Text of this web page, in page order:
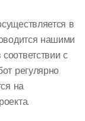
в
нашими
с
регулярно
на